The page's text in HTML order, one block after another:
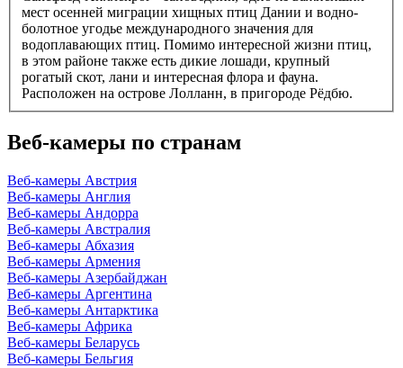
мест осенней миграции хищных птиц Дании и водно-
болотное угодье международного значения для
водоплавающих птиц. Помимо интересной жизни птиц,
в этом районе также есть дикие лошади, крупный
рогатый скот, лани и интересная флора и фауна.
Расположен на острове Лолланн, в пригороде Рёдбю.
Веб-камеры по странам
Веб-камеры Австрия
Веб-камеры Англия
Веб-камеры Андорра
Веб-камеры Австралия
Веб-камеры Абхазия
Веб-камеры Армения
Веб-камеры Азербайджан
Веб-камеры Аргентина
Веб-камеры Антарктика
Веб-камеры Африка
Веб-камеры Беларусь
Веб-камеры Бельгия